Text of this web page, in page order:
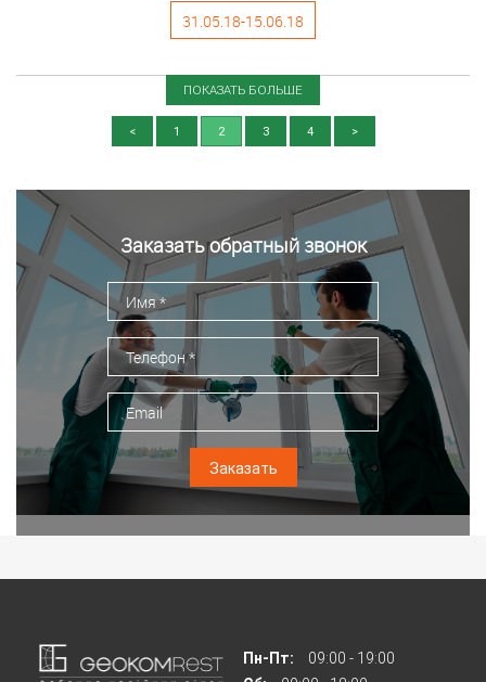
31.05.18-15.06.18
ПОКАЗАТЬ БОЛЬШЕ
< 1 2 3 4 >
Заказать обратный звонок
Заказать
Пн-Пт:
09:00 - 19:00